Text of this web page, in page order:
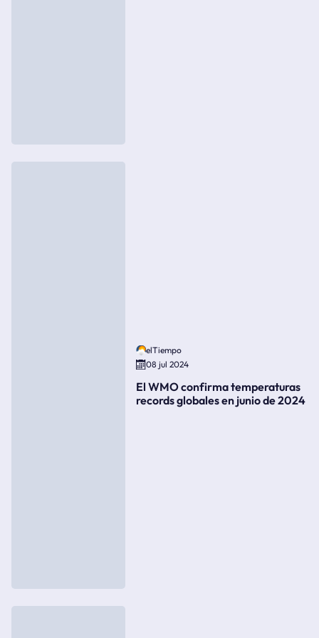
elTiempo
08 jul 2024
El WMO confirma temperaturas
records globales en junio de 2024